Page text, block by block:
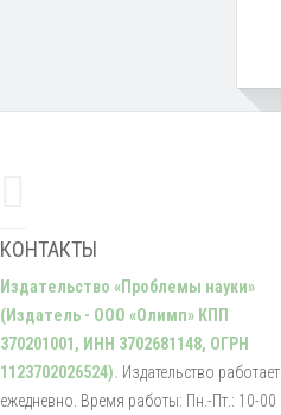
КОНТАКТЫ
Издательство «Проблемы науки»
(Издатель - ООО «Олимп» КПП
370201001, ИНН 3702681148, ОГРН
1123702026524). Издательство работает
ежедневно. Время работы: Пн.-Пт.: 10-00